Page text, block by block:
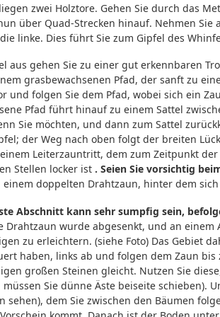
zwei Holztore. Gehen Sie durch das
über Quad-Strecken hinauf. Nehmen
linke. Dies führt Sie zum Gipfel des
aus gehen Sie zu einer gut erkennbaren
grasbewachsenen Pfad, der sanft zu
und folgen Sie dem Pfad, wobei sich ein
Pfad führt hinauf zu einem Sattel
Sie möchten, und dann zum Sattel
der Weg nach oben folgt der breiten
Leiterzauntritt, dem zum Zeitpunkt
Stellen locker ist . Seien Sie vorsichtig
einem doppelten Drahtzaun, hinter dem
Abschnitt kann sehr sumpfig sein,
Drahtzaun wurde abgesenkt, und an
zu erleichtern. (siehe Foto) Das Gebiet
haben, links ab und folgen dem Zaun
großen Steinen gleicht. Nutzen Sie
müssen Sie dünne Äste beiseite schieben).
sehen), dem Sie zwischen den Bäumen